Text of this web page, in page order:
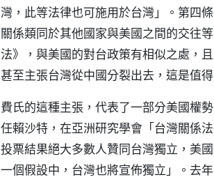
灣，此等法律也可施用於台灣」。第四
關係類同於其他國家與美國之間的交往
法》，與美國的對台政策有相似之處，
甚至主張台灣從中國分裂出去，這是值
費氏的這種主張，代表了一部分美國權
任賴沙特，在亞洲研究學會「台灣關係
投票結果絕大多數人贊同台灣獨立，美
一個假設中，台灣也將宣佈獨立」。去